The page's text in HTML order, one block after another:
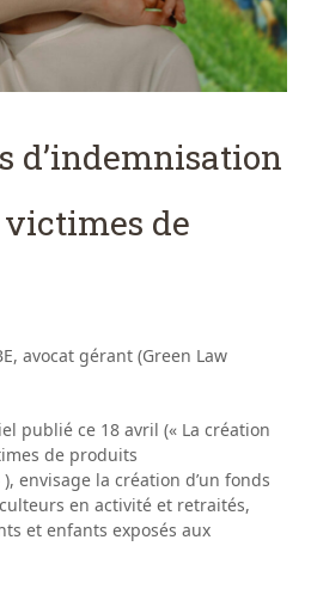
d’indemnisation
de
avocat gérant (Green Law
publié ce 18 avril (« La création
de produits
envisage la création d’un fonds
en activité et retraités,
et enfants exposés aux